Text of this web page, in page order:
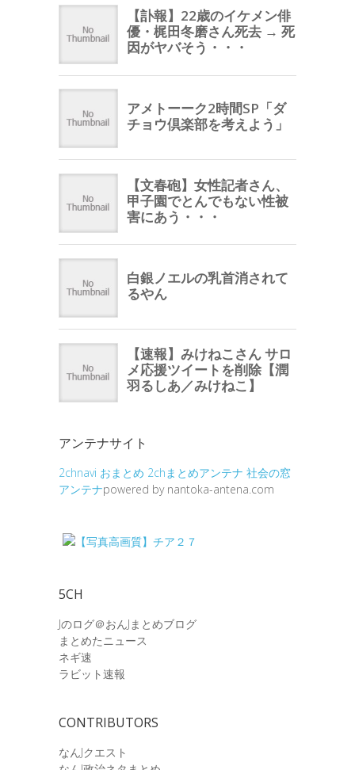
アンテナサイト
2chnavi おまとめ 2chまとめアンテナ 社会の窓
アンテナpowered by nantoka-antena.com
5CH
Jのログ＠おんJまとめブログ
まとめたニュース
ネギ速
ラビット速報
CONTRIBUTORS
なんJクエスト